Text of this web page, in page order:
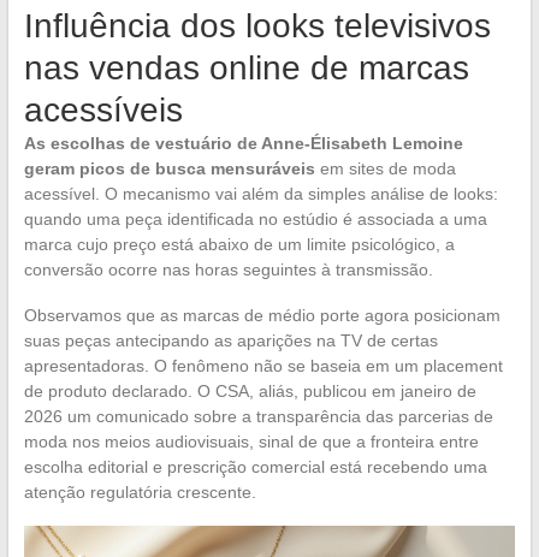
Influência dos looks televisivos
nas vendas online de marcas
acessíveis
As escolhas de vestuário de Anne-Élisabeth Lemoine
geram picos de busca mensuráveis em sites de moda
acessível. O mecanismo vai além da simples análise de looks:
quando uma peça identificada no estúdio é associada a uma
marca cujo preço está abaixo de um limite psicológico, a
conversão ocorre nas horas seguintes à transmissão.
Observamos que as marcas de médio porte agora posicionam
suas peças antecipando as aparições na TV de certas
apresentadoras. O fenômeno não se baseia em um placement
de produto declarado. O CSA, aliás, publicou em janeiro de
2026 um comunicado sobre a transparência das parcerias de
moda nos meios audiovisuais, sinal de que a fronteira entre
escolha editorial e prescrição comercial está recebendo uma
atenção regulatória crescente.